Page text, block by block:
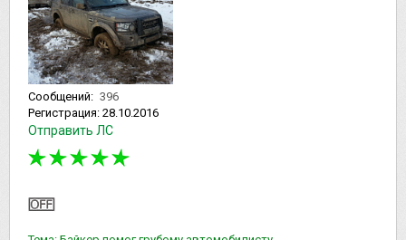
Сообщений: 396
Регистрация: 28.10.2016
Отправить ЛС